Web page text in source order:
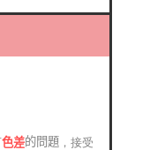
色差的問題 ，接受